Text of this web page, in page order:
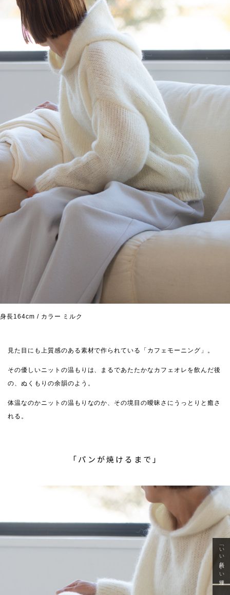
身長164cm / カラー ミルク
見た目にも上質感のある素材で作られている「カフェモーニング」。
その優しいニットの温もりは、まるであたたかなカフェオレを飲んだ後
の、ぬくもりの余韻のよう。
体温なのかニットの温もりなのか、その境目の曖昧さにうっとりと癒さ
れる。
「パンが焼けるまで」
「いい年齢 いい洋服」